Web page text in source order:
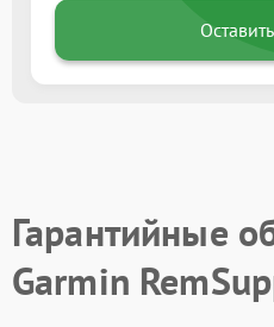
Гарантийные
Garmin